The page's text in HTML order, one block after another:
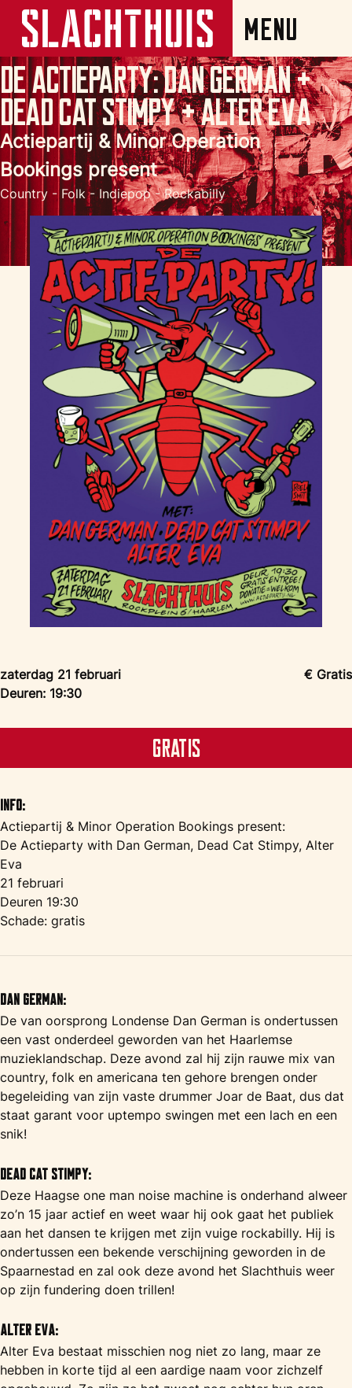
De Actieparty: Dan German +
Dead Cat Stimpy + Alter Eva
Actiepartij & Minor Operation
Bookings present
Country - Folk - Indiepop - Rockabilly
zaterdag 21 februari
Deuren: 19:30
€ Gratis
Gratis
Info:
Actiepartij & Minor Operation Bookings present:
De Actieparty with Dan German, Dead Cat Stimpy, Alter
Eva
21 februari
Deuren 19:30
Schade: gratis
Dan German:
De van oorsprong Londense Dan German is ondertussen
een vast onderdeel geworden van het Haarlemse
muzieklandschap. Deze avond zal hij zijn rauwe mix van
country, folk en americana ten gehore brengen onder
begeleiding van zijn vaste drummer Joar de Baat, dus dat
staat garant voor uptempo swingen met een lach en een
snik!
Dead Cat Stimpy:
Deze Haagse one man noise machine is onderhand alweer
zo’n 15 jaar actief en weet waar hij ook gaat het publiek
aan het dansen te krijgen met zijn vuige rockabilly. Hij is
ondertussen een bekende verschijning geworden in de
Spaarnestad en zal ook deze avond het Slachthuis weer
op zijn fundering doen trillen!
Alter Eva:
Alter Eva bestaat misschien nog niet zo lang, maar ze
hebben in korte tijd al een aardige naam voor zichzelf